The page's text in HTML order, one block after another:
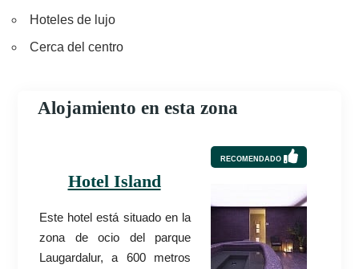
Hoteles de lujo
Cerca del centro
Alojamiento en esta zona
RECOMENDADO
Hotel Island
Este hotel está situado en la
zona de ocio del parque
Laugardalur, a 600 metros